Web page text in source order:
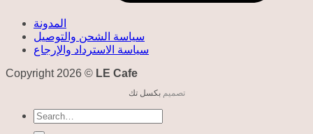
المدونة
سياسة الشحن والتوصيل
سياسة الاسترداد والإرجاع
Copyright 2026 © LE Cafe
تصميمبكسل تك
Search
for: